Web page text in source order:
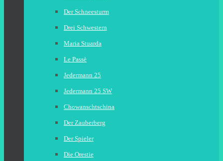
Der Schneesturm
Drei Schwestern
Maria Stuarda
Le Passè
Jedermann 25
Jedermann 25 SW
Chowanschtschina
Der Zauberberg
Der Spieler
Die Orestie